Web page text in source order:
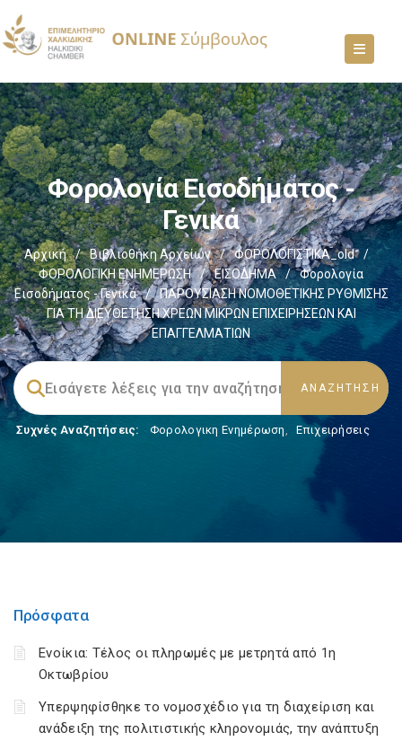
Φορολογία Εισοδήματος -
Γενικά
Αρχική / Βιβλιοθήκη Αρχείων / ΦΟΡΟΛΟΓΙΣΤΙΚΑ_old
/
ΦΟΡΟΛΟΓΙΚΗ ΕΝΗΜΕΡΩΣΗ
/ ΕΙΣΟΔΗΜΑ /
Φορολογία
Εισοδήματος - Γενικά
/
ΠΑΡΟΥΣΙΑΣΗ ΝΟΜΟΘΕΤΙΚΗΣ ΡΥΘΜΙΣΗΣ
ΓΙΑ ΤΗ ΔΙΕΥΘΕΤΗΣΗ ΧΡΕΩΝ ΜΙΚΡΩΝ ΕΠΙΧΕΙΡΗΣΕΩΝ ΚΑΙ
ΕΠΑΓΓΕΛΜΑΤΙΩΝ
Συχνές Αναζητήσεις: Φορολογικη Ενημέρωση, Επιχειρήσεις
Πρόσφατα
Ενοίκια: Τέλος οι πληρωμές με μετρητά από 1η
Οκτωβρίου
Υπερψηφίσθηκε το νομοσχέδιο για τη διαχείριση και
ανάδειξη της πολιτιστικής κληρονομιάς, την ανάπτυξη